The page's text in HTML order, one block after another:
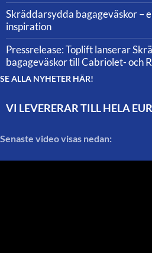
Skräddarsydda bagageväskor –
inspiration
Pressrelease: Toplift lanserar
bagageväskor till Cabriolet- och
SE ALLA NYHETER HÄR!
VI LEVERERAR TILL HELA
Senaste video visas nedan: